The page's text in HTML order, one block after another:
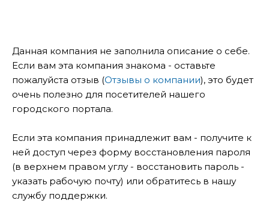
Данная компания не заполнила описание о себе.
Если вам эта компания знакома - оставьте
пожалуйста отзыв (Отзывы о компании), это будет
очень полезно для посетителей нашего
городского портала.
Если эта компания принадлежит вам - получите к
ней доступ через форму восстановления пароля
(в верхнем правом углу - восстановить пароль -
указать рабочую почту) или обратитесь в нашу
службу поддержки.